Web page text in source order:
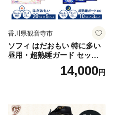
香川県観音寺市
ソフィ はだおもい 特に多い
昼用・超熟睡ガード セット
羽付き ナプキン 生理用品 サ
ニタリー ユニ・チャーム
14,000円